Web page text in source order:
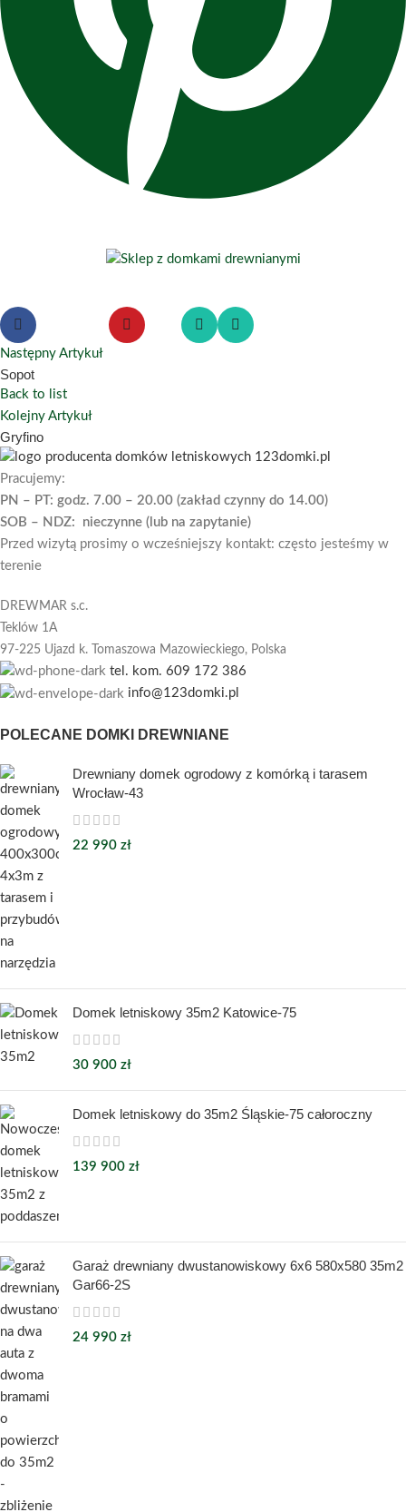
Następny Artykuł
Sopot
Back to list
Kolejny Artykuł
Gryfino
Pracujemy:
PN – PT: godz. 7.00 – 20.00 (zakład czynny do 14.00)
SOB – NDZ: nieczynne (lub na zapytanie)
Przed wizytą prosimy o wcześniejszy kontakt: często jesteśmy w
terenie
DREWMAR s.c.
Teklów 1A
97-225 Ujazd k. Tomaszowa Mazowieckiego, Polska
tel. kom. 609 172 386
info@123domki.pl
POLECANE DOMKI DREWNIANE
Drewniany domek ogrodowy z komórką i tarasem
Wrocław-43
22 990 zł
Domek letniskowy 35m2 Katowice-75
30 900 zł
Domek letniskowy do 35m2 Śląskie-75 całoroczny
139 900 zł
Garaż drewniany dwustanowiskowy 6x6 580x580 35m2
Gar66-2S
24 990 zł